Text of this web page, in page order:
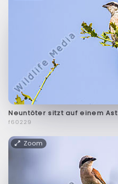
Neuntöter sitzt auf einem Ast
f60229
Zoom